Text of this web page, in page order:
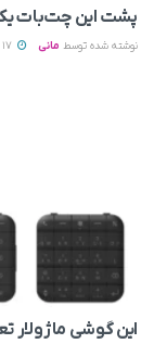
پشت این چت‌بات
نوشته شده توسط مانی
این گوشی ماژولار